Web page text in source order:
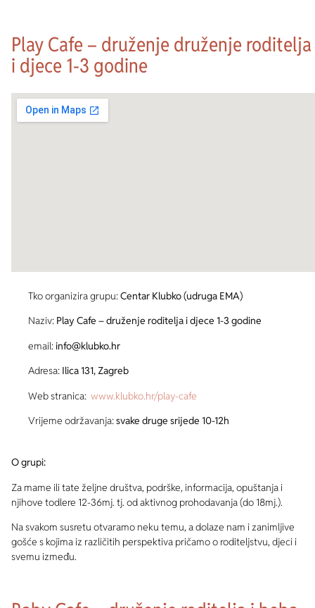
Play Cafe – druženje druženje roditelja
i djece 1-3 godine
Tko organizira grupu:Centar Klubko (udruga EMA)
Naziv: Play Cafe – druženje roditelja i djece 1-3 godine
email:info@klubko.hr
Adresa: Ilica 131, Zagreb
Web stranica: www.klubko.hr/play-cafe
Vrijeme održavanja:svake druge srijede 10-12h
O grupi:
Za mame ili tate željne društva, podrške, informacija, opuštanja i
njihove todlere 12-36mj. tj. od aktivnog prohodavanja (do 18mj.).
Na svakom susretu otvaramo neku temu, a dolaze nam i zanimljive
gošće s kojima iz različitih perspektiva pričamo o roditeljstvu, djeci i
svemu između.